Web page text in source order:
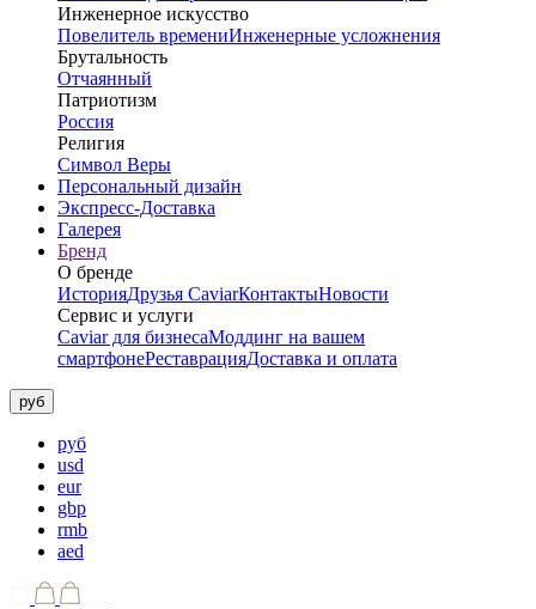
Инженерное искусство
Повелитель времениИнженерные усложнения
Брутальность
Отчаянный
Патриотизм
Россия
Религия
Символ Веры
Персональный дизайн
Экспресс-Доставка
Галерея
Бренд
О бренде
ИсторияДрузья CaviarКонтактыНовости
Сервис и услуги
Caviar для бизнесаМоддинг на вашем
смартфонеРеставрацияДоставка и оплата
руб
руб
usd
eur
gbp
rmb
aed